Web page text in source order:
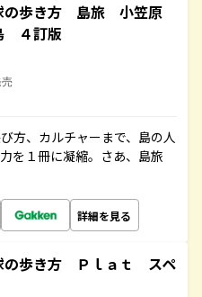
の歩き方 島旅 小笠原
４訂版
方、カルチャーまで、島の人
を１冊に凝縮。さあ、島旅
詳細を見る
歩き方 Ｐｌａｔ スペ